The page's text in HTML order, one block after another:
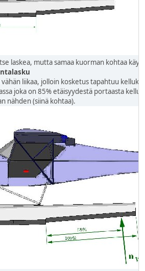
laskea, mutta samaa kuorman kohtaa
vähän liikaa, jolloin kosketus tapahtuu
joka on 85% etäisyydestä portaasta
nähden (siinä kohtaa).